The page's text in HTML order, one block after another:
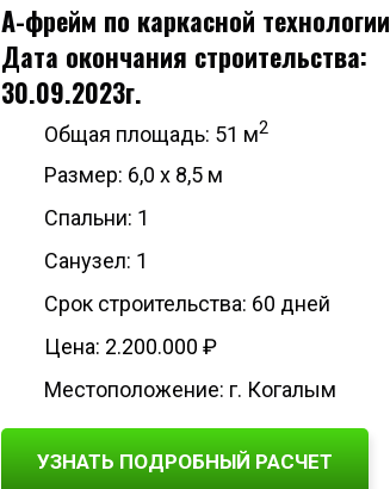
А-фрейм по каркасной технологии
Дата окончания строительства:
30.09.2023г.
Общая площадь: 51 м2
Размер: 6,0 х 8,5 м
Спальни: 1
Санузел: 1
Срок строительства: 60 дней
Цена: 2.200.000 ₽
Местоположение: г. Когалым
УЗНАТЬ ПОДРОБНЫЙ РАСЧЕТ